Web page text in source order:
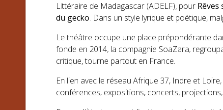
Littéraire de Madagascar (ADELF), pour Rêves
du gecko. Dans un style lyrique et poétique,
Le théâtre occupe une place prépondérante
fonde en 2014, la compagnie SoaZara,
critique, tourne partout en France.
En lien avec le réseau Afrique 37, Indre et
conférences, expositions, concerts,